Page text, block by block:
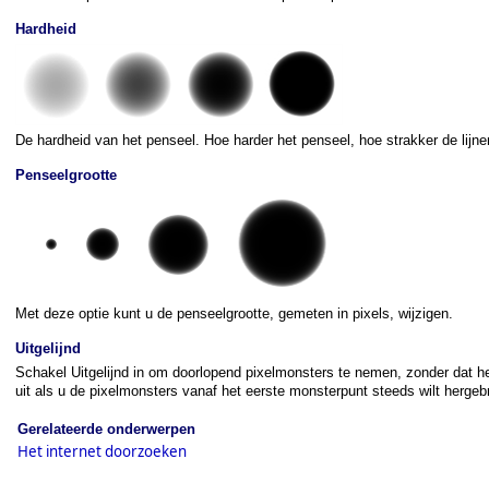
Hardheid
De hardheid van het penseel. Hoe harder het penseel, hoe strakker de
Penseelgrootte
Met deze optie kunt u de penseelgrootte, gemeten in pixels, wijzigen.
Uitgelijnd
Schakel Uitgelijnd in om doorlopend pixelmonsters te nemen, zonder dat
uit als u de pixelmonsters vanaf het eerste monsterpunt steeds wilt
Gerelateerde onderwerpen
Het internet doorzoeken